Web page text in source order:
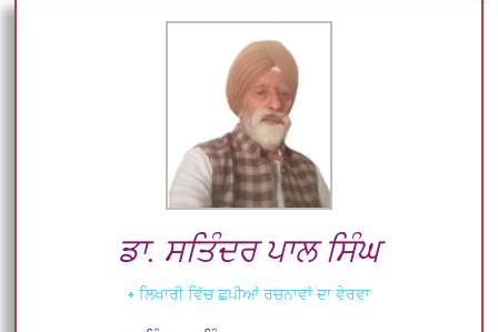
ਡਾ. ਸਤਿੰਦਰ ਪਾਲ ਸਿੰਘ
+ ਲਿਖਾਰੀ ਵਿੱਚ ਛਪੀਆਂ ਰਚਨਾਵਾਂ ਦਾ ਵੇਰਵਾ